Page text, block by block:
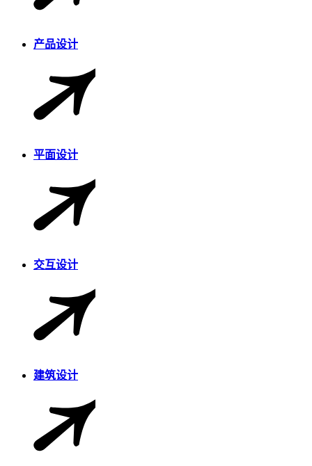
产品设计
平面设计
交互设计
建筑设计